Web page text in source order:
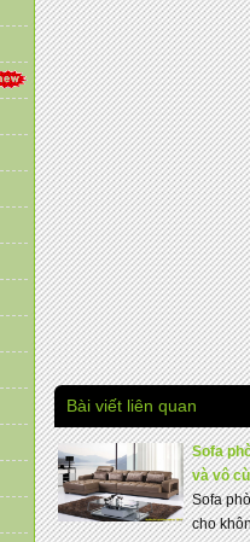
Bài viết liên quan
Sofa
và vô
Sofa
cho